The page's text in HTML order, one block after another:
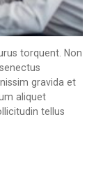
torquent. Non
gravida et
aliquet
tellus